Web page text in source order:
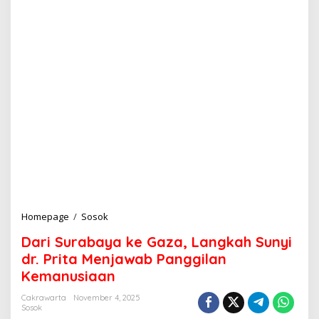
Homepage / Sosok
r
i
S
u
r
Dari Surabaya ke Gaza, Langkah Sunyi
dr. Prita Menjawab Panggilan
Kemanusiaan
Cakrawarta
November 4, 2025
Sosok